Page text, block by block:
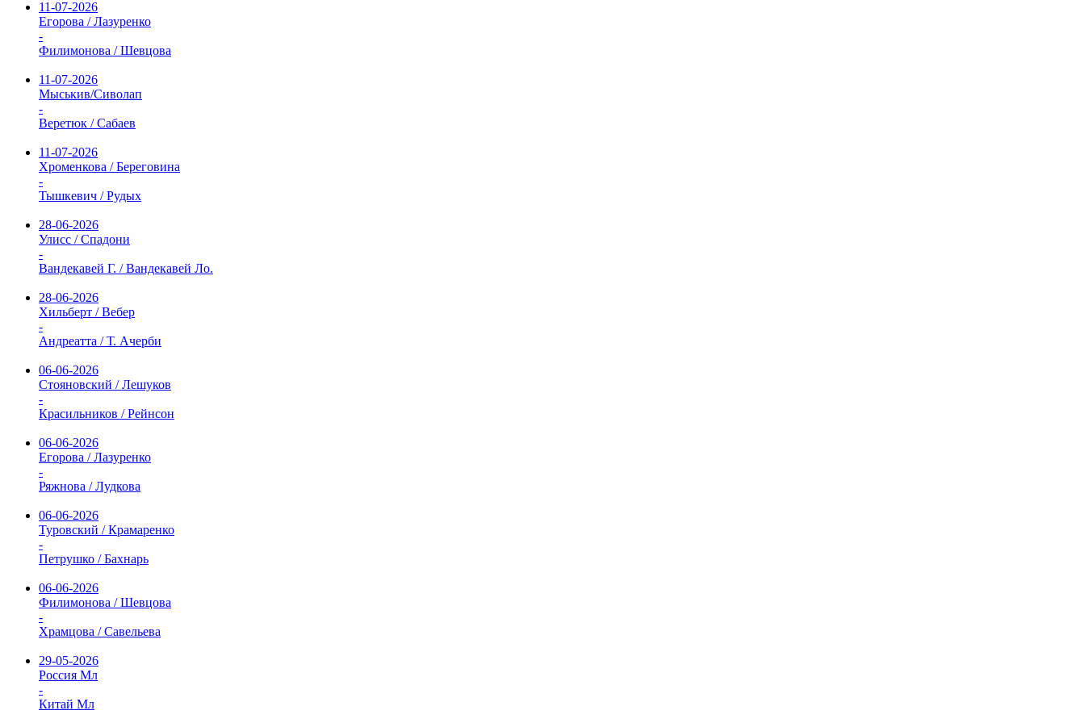
11-07-2026
Егорова / Лазуренко
-
Филимонова / Шевцова
11-07-2026
Мыськив/Сиволап
-
Веретюк / Сабаев
11-07-2026
Хроменкова / Береговина
-
Тышкевич / Рудых
28-06-2026
Улисс / Спадони
-
Вандекавей Г. / Вандекавей Ло.
28-06-2026
Хильберт / Вебер
-
Андреатта / Т. Ачерби
06-06-2026
Стояновский / Лешуков
-
Красильников / Рейнсон
06-06-2026
Егорова / Лазуренко
-
Ряжнова / Лудкова
06-06-2026
Туровский / Крамаренко
-
Петрушко / Бахнарь
06-06-2026
Филимонова / Шевцова
-
Храмцова / Савельева
29-05-2026
Россия Мл
-
Китай Мл